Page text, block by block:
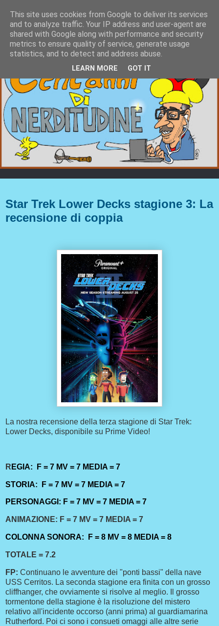
Star Trek Lower Decks stagione 3: La
recensione di coppia
La nostra recensione della terza stagione di Star Trek:
Lower Decks, disponibile su Prime Video!
R EGIA: F = 7 MV = 7 MEDIA = 7
STORIA: F = 7 MV = 7 MEDIA = 7
PERSONAGGI: F = 7 MV = 7 MEDIA = 7
ANIMAZIONE: F = 7 MV = 7 MEDIA = 7
COLONNA SONORA: F = 8 MV = 8 MEDIA = 8
TOTALE = 7.2
FP: Continuano le avventure dei "ponti bassi" della nave
USS Cerritos. La seconda stagione era finita con un grosso
cliffhanger, che ovviamente si risolve al meglio. Il grosso
tormentone della stagione è la risoluzione del mistero
relativo all'incidente occorso (anni prima) al guardiamarina
Rutherford. Poi ci sono i consueti omaggi alle altre serie
This site uses cookies from Google to deliver its services
and to analyze traffic. Your IP address and user-agent are
shared with Google along with performance and security
metrics to ensure quality of service, generate usage
statistics, and to detect and address abuse.
LEARN MORE GOT IT